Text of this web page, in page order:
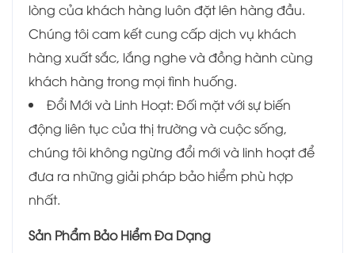
lòng của khách hàng luôn đặt lên hàng đầu.
Chúng tôi cam kết cung cấp dịch vụ khách
hàng xuất sắc, lắng nghe và đồng hành cùng
khách hàng trong mọi tình huống.
Đổi Mới và Linh Hoạt: Đối mặt với sự biến
động liên tục của thị trường và cuộc sống,
chúng tôi không ngừng đổi mới và linh hoạt để
đưa ra những giải pháp bảo hiểm phù hợp
nhất.
Sản Phẩm Bảo Hiểm Đa Dạng